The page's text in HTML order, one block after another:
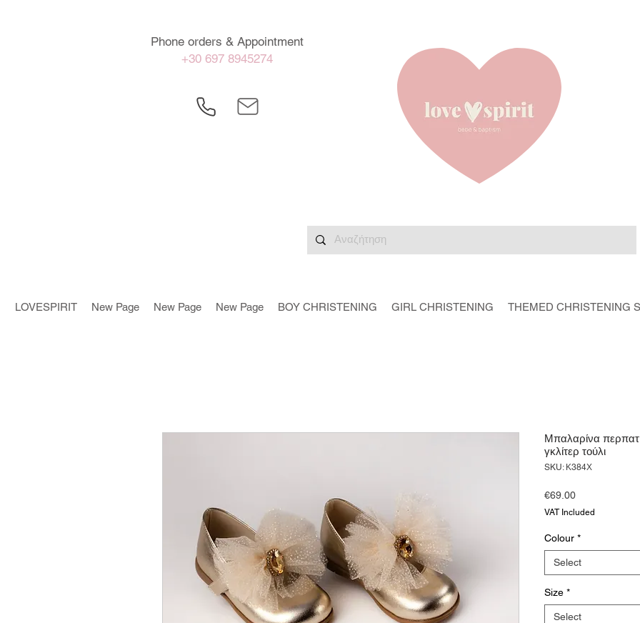
Phone orders & Appointment
+30 697 8945274
Μπαλαρίνα
γκλίτερ τούλι
SKU: Κ384Χ
€69.00Price
VAT Included
Colour *
Select
Size *
Select
LOVESPIRIT New Page New Page New Page BOY CHRISTENING GIRL CHRISTENING THEMED CHRISTENING